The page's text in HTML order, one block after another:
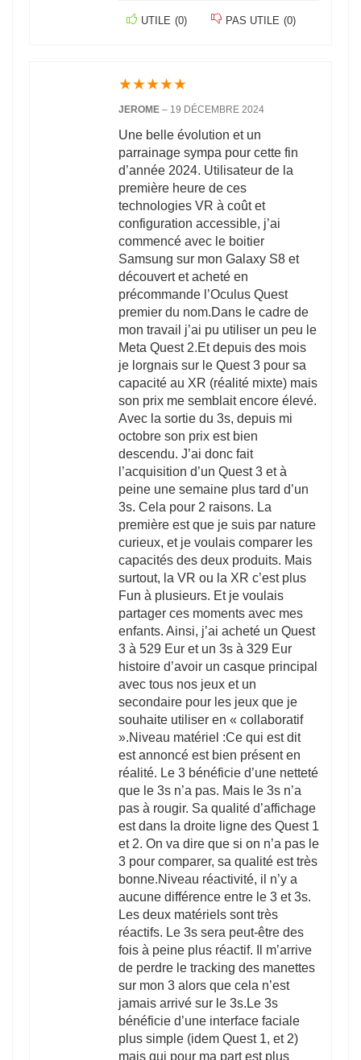
UTILE (0) PAS UTILE (0)
★★★★★
JEROME – 19 DÉCEMBRE 2024
Une belle évolution et un
parrainage sympa pour cette fin
d’année 2024. Utilisateur de la
première heure de ces
technologies VR à coût et
configuration accessible, j’ai
commencé avec le boitier
Samsung sur mon Galaxy S8 et
découvert et acheté en
précommande l’Oculus Quest
premier du nom.Dans le cadre de
mon travail j’ai pu utiliser un peu le
Meta Quest 2.Et depuis des mois
je lorgnais sur le Quest 3 pour sa
capacité au XR (réalité mixte) mais
son prix me semblait encore élevé.
Avec la sortie du 3s, depuis mi
octobre son prix est bien
descendu. J’ai donc fait
l’acquisition d’un Quest 3 et à
peine une semaine plus tard d’un
3s. Cela pour 2 raisons. La
première est que je suis par nature
curieux, et je voulais comparer les
capacités des deux produits. Mais
surtout, la VR ou la XR c’est plus
Fun à plusieurs. Et je voulais
partager ces moments avec mes
enfants. Ainsi, j’ai acheté un Quest
3 à 529 Eur et un 3s à 329 Eur
histoire d’avoir un casque principal
avec tous nos jeux et un
secondaire pour les jeux que je
souhaite utiliser en « collaboratif
».Niveau matériel :Ce qui est dit
est annoncé est bien présent en
réalité. Le 3 bénéficie d’une netteté
que le 3s n’a pas. Mais le 3s n’a
pas à rougir. Sa qualité d’affichage
est dans la droite ligne des Quest 1
et 2. On va dire que si on n’a pas le
3 pour comparer, sa qualité est très
bonne.Niveau réactivité, il n’y a
aucune différence entre le 3 et 3s.
Les deux matériels sont très
réactifs. Le 3s sera peut-être des
fois à peine plus réactif. Il m’arrive
de perdre le tracking des manettes
sur mon 3 alors que cela n’est
jamais arrivé sur le 3s.Le 3s
bénéficie d’une interface faciale
plus simple (idem Quest 1, et 2)
mais qui pour ma part est plus